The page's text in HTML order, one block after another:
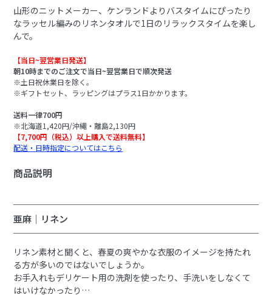
山形のニットメーカー、ケンランドよりバスタイムにぴったり
なラッセル編みのリネンタオルで1日のリラックスタイムを楽し
んで。
【当日~翌営業日発送】
朝10時までのご注文で当日~翌営業日で順次発送
※土日祝休業日を除く。
※ギフトセット、ラッピングはプラス1日かかります。
送料一律700円
※北海道1,420円/沖縄・離島2,130円
【7,700円（税込）以上購入で送料無料】
配送・日時指定についてはこちら
商品説明
亜麻｜リネン
リネン素材と聞くと、春夏の爽やかな衣服のイメージを持たれ
る方が多いのではないでしょうか。
お手入れもデリケート用の洗剤を使ったり、手洗いをしなくて
はいけなかったり…